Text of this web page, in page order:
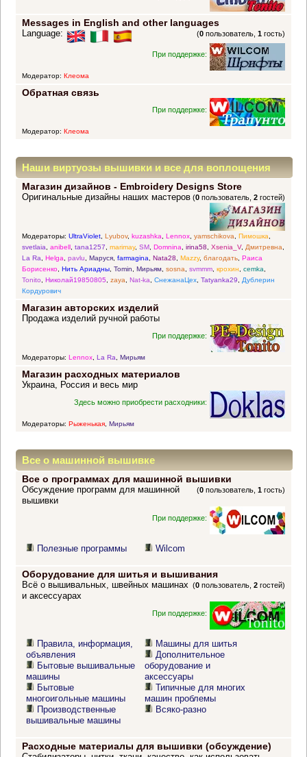
Messages in English and other languages
(0 пользователь,1 гость)
Language:
При поддержке:
Модератор: Клеома
Обратная связь
При поддержке:
Модератор: Клеома
Наши виртуозы вышивки и все для воплощения
прекрасных идей
Магазин дизайнов - Embroidery Designs Store
(0 пользователь,2 гостей)
Оригинальные дизайны наших мастеров
Модераторы: UltraViolet, Lyubov, kuzashka, Lennox, yamschikova, Пимошка,
svetlaia, anibell, tana1257, marimay, SM, Domnina, irina58, Xsenia_V, Дмитревна,
La Ra, Helga, pavlu, Маруся, farmagina, Nata28, Mazzy, благодать, Раиса
Борисенко, Нить Ариадны, Tomin, Мирьям, sosna, svmmm, крохин, cemka,
Tonito, Николай19850805, zaya, Nat-ka, СнежанаЦех, Tatyanka29, Дублерин
Кордурович
Магазин авторских изделий
Продажа изделий ручной работы
При поддержке:
Модераторы: Lennox, La Ra, Мирьям
Магазин расходных материалов
Украина, Россия и весь мир
Здесь можно приобрести расходники:
Модераторы: Рыженькая, Мирьям
Все о машинной вышивке
Все о программах для машинной вышивки
(0 пользователь,1 гость)
Обсуждение программ для машинной
вышивки
При поддержке:
Полезные программы Wilcom
Оборудование для шитья и вышивания
(0 пользователь,2 гостей)
Всё о вышивальных, швейных машинах
и аксессуарах
При поддержке:
Правила, информация,
объявления
Бытовые вышивальные
машины
Бытовые
многоигольные машины
Производственные
вышивальные машины
Машины для шитья
Дополнительное
оборудование и
аксессуары
Типичные для многих
машин проблемы
Всяко-разно
Расходные материалы для вышивки (обсуждение)